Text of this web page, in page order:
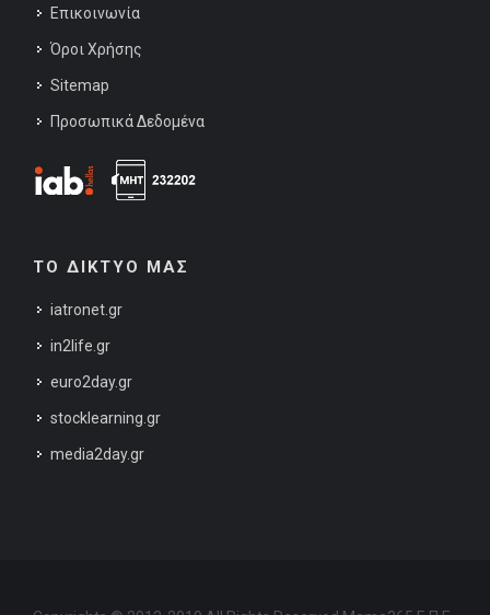
Επικοινωνία
Όροι Χρήσης
Sitemap
Προσωπικά Δεδομένα
ΤΟ ΔΙΚΤΥΟ ΜΑΣ
iatronet.gr
in2life.gr
euro2day.gr
stocklearning.gr
media2day.gr